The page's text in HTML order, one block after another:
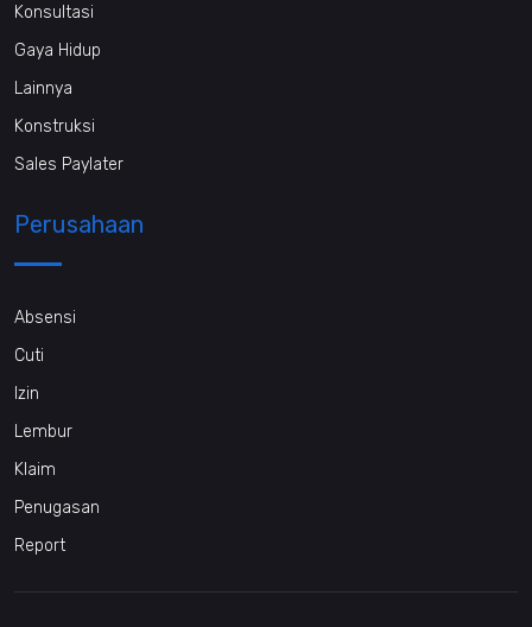
Konsultasi
Gaya Hidup
Lainnya
Konstruksi
Sales Paylater
Perusahaan
Absensi
Cuti
Izin
Lembur
Klaim
Penugasan
Report